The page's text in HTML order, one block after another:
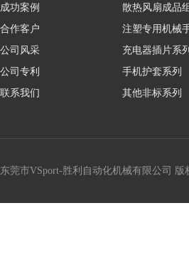
成功案例
合作客户
公司风采
公司专利
联系我们
散热风扇成品
注塑专用机械
充电器插片系列
手机护套系列
其他非标系列
东莞市VSport-胜利自动化机械有限公司 版